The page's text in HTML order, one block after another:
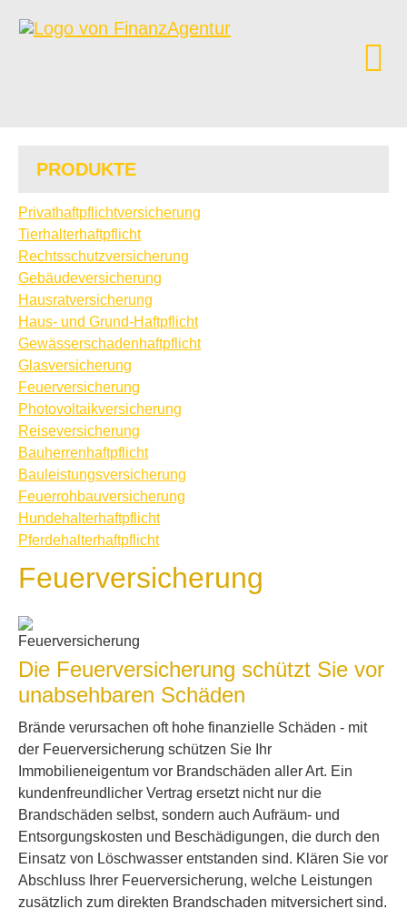
PRODUKTE
Privathaftpflichtversicherung
Tierhalterhaftpflicht
Rechts­schutz­ver­si­che­rung
Ge­bäude­ver­si­che­rung
Haus­rat­ver­si­che­rung
Haus- und Grund-Haft­pflicht
Gewässerschadenhaftpflicht
Glasversicherung
Feuerversicherung
Photo­voltaik­ver­si­che­rung
Reiseversicherung
Bau­herren­haft­pflicht
Bauleistungsversicherung
Feuerrohbauversicherung
Hunde­halter­haft­pflicht
Pferdehalterhaftpflicht
Feuerversicherung
Die Feuerversicherung schützt Sie vor
unabsehbaren Schäden
Brände verursachen oft hohe finanzielle Schäden - mit
der Feuerversicherung schützen Sie Ihr
Immobilieneigentum vor Brandschäden aller Art. Ein
kundenfreundlicher Vertrag ersetzt nicht nur die
Brandschäden selbst, sondern auch Aufräum- und
Entsorgungskosten und Beschädigungen, die durch den
Einsatz von Löschwasser entstanden sind. Klären Sie vor
Abschluss Ihrer Feuerversicherung, welche Leistungen
zusätzlich zum direkten Brandschaden mitversichert sind.